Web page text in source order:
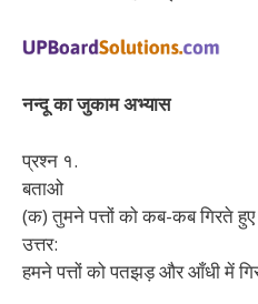
नन्दू का जुकाम अभ्यास
प्रश्न १.
बताओ
(क) तुमने पत्तों को कब-कब गिरते हुए
उत्तर:
हमने पत्तों को पतझड़ और आँधी में